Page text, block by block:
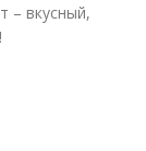
– вкусный,